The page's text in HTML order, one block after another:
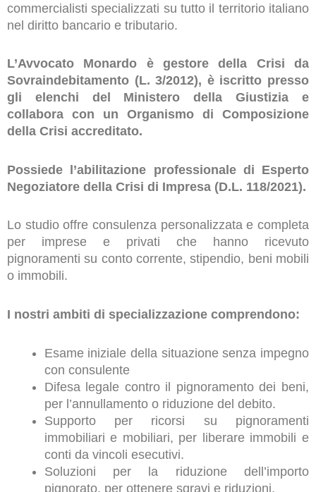
commercialisti specializzati su tutto il territorio italiano
nel diritto bancario e tributario.
L’Avvocato Monardo è gestore della Crisi da
Sovraindebitamento (L. 3/2012), è iscritto presso
gli elenchi del Ministero della Giustizia e
collabora con un Organismo di Composizione
della Crisi accreditato.
Possiede l’abilitazione professionale di Esperto
Negoziatore della Crisi di Impresa (D.L. 118/2021).
Lo studio offre consulenza personalizzata e completa
per imprese e privati che hanno ricevuto
pignoramenti su conto corrente, stipendio, beni mobili
o immobili.
I nostri ambiti di specializzazione comprendono:
Esame iniziale della situazione senza impegno
con consulente
Difesa legale contro il pignoramento dei beni,
per l’annullamento o riduzione del debito.
Supporto per ricorsi su pignoramenti
immobiliari e mobiliari, per liberare immobili e
conti da vincoli esecutivi.
Soluzioni per la riduzione dell’importo
pignorato, per ottenere sgravi e riduzioni.